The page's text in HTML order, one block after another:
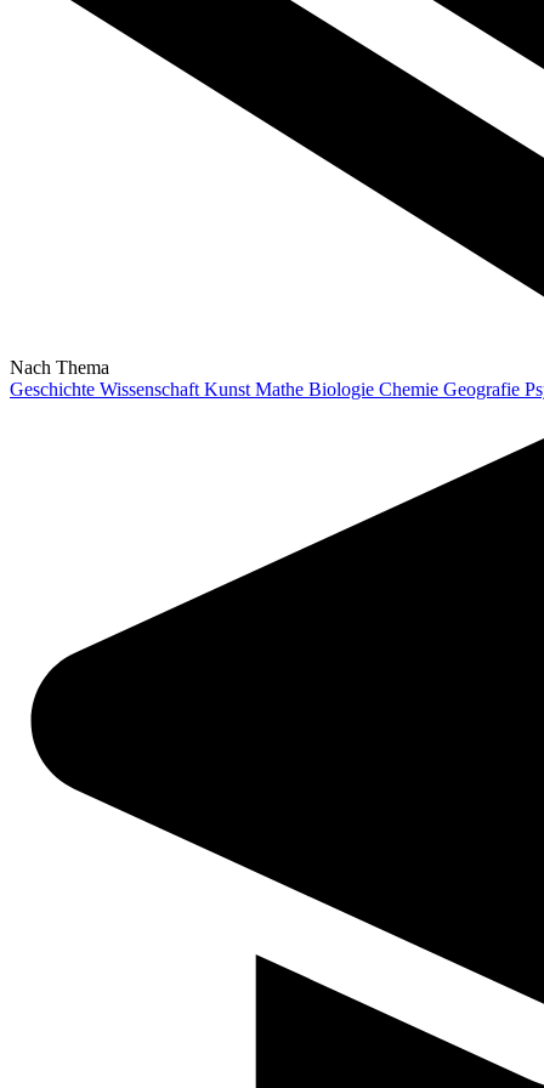
Nach Thema
Geschichte Wissenschaft Kunst Mathe Biologie Chemie Geografie